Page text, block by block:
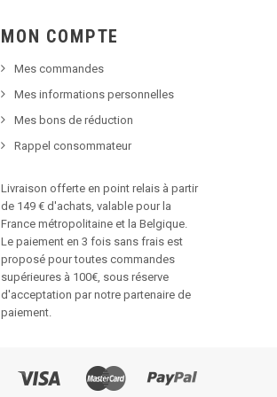
MON COMPTE
Mes commandes
Mes informations personnelles
Mes bons de réduction
Rappel consommateur
Livraison offerte en point relais à partir
de 149 € d'achats, valable pour la
France métropolitaine et la Belgique.
Le paiement en 3 fois sans frais est
proposé pour toutes commandes
supérieures à 100€, sous réserve
d'acceptation par notre partenaire de
paiement.